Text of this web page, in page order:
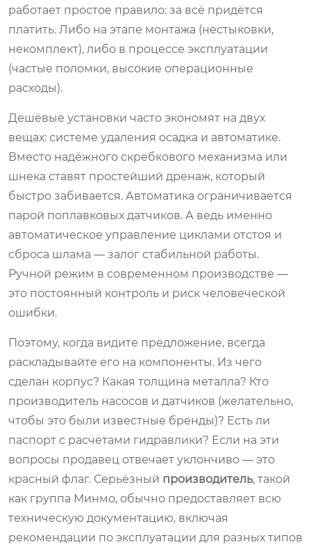
работает простое правило: за всё придётся
платить. Либо на этапе монтажа (нестыковки,
некомплект), либо в процессе эксплуатации
(частые поломки, высокие операционные
расходы).
Дешёвые установки часто экономят на двух
вещах: системе удаления осадка и автоматике.
Вместо надёжного скребкового механизма или
шнека ставят простейший дренаж, который
быстро забивается. Автоматика ограничивается
парой поплавковых датчиков. А ведь именно
автоматическое управление циклами отстоя и
сброса шлама — залог стабильной работы.
Ручной режим в современном производстве —
это постоянный контроль и риск человеческой
ошибки.
Поэтому, когда видите предложение, всегда
раскладывайте его на компоненты. Из чего
сделан корпус? Какая толщина металла? Кто
производитель насосов и датчиков (желательно,
чтобы это были известные бренды)? Есть ли
паспорт с расчётами гидравлики? Если на эти
вопросы продавец отвечает уклончиво — это
красный флаг. Серьёзный производитель, такой
как группа Минмо, обычно предоставляет всю
техническую документацию, включая
рекомендации по эксплуатации для разных типов